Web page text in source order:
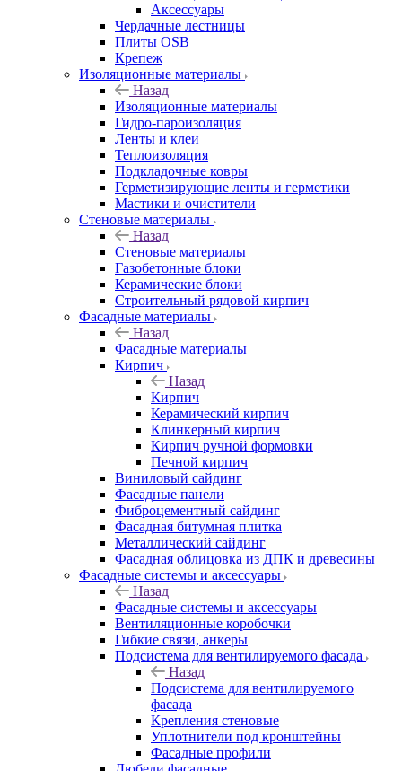
Аксессуары
Чердачные лестницы
Плиты OSB
Крепеж
Изоляционные материалы
Назад
Изоляционные материалы
Гидро-пароизоляция
Ленты и клеи
Теплоизоляция
Подкладочные ковры
Герметизирующие ленты и герметики
Мастики и очистители
Стеновые материалы
Назад
Стеновые материалы
Газобетонные блоки
Керамические блоки
Строительный рядовой кирпич
Фасадные материалы
Назад
Фасадные материалы
Кирпич
Назад
Кирпич
Керамический кирпич
Клинкерный кирпич
Кирпич ручной формовки
Печной кирпич
Виниловый сайдинг
Фасадные панели
Фиброцементный сайдинг
Фасадная битумная плитка
Металлический сайдинг
Фасадная облицовка из ДПК и древесины
Фасадные системы и аксессуары
Назад
Фасадные системы и аксессуары
Вентиляционные коробочки
Гибкие связи, анкеры
Подсистема для вентилируемого фасада
Назад
Подсистема для вентилируемого
фасада
Крепления стеновые
Уплотнители под кронштейны
Фасадные профили